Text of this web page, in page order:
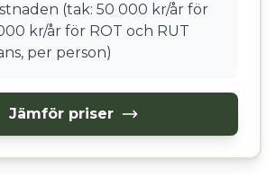
(tak: 50 000 kr/år för
kr/år för ROT och RUT
per person)
Jämför priser